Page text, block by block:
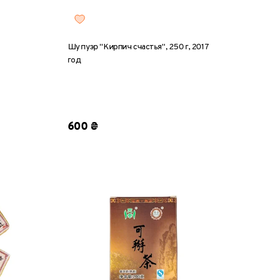
Шу пуэр "Кирпич счастья", 250 г, 2017
год
600 ₴